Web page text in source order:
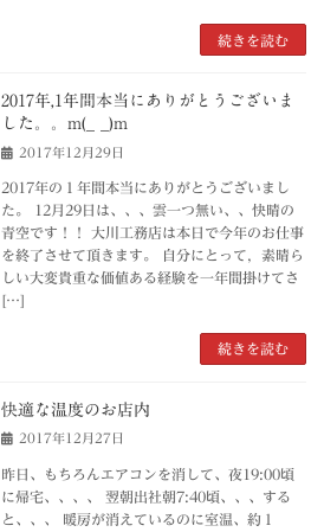
続きを読む
2017年,1年間本当にありがとうございま
した。。m(_ _)m
2017年12月29日
2017年の１年間本当にありがとうございまし
た。 12月29日は、、、雲一つ無い、、快晴の
青空です！！ 大川工務店は本日で今年のお仕事
を終了させて頂きます。 自分にとって，素晴ら
しい大変貴重な価値ある経験を一年間掛けてさ
[…]
続きを読む
快適な温度のお店内
2017年12月27日
昨日、もちろんエアコンを消して、夜19:00頃
に帰宅、、、、 翌朝出社朝7:40頃、、、する
と、、、 暖房が消えているのに室温、約１